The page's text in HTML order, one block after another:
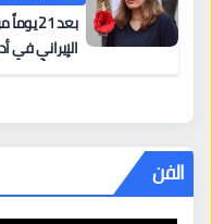
بعد 21
الفن